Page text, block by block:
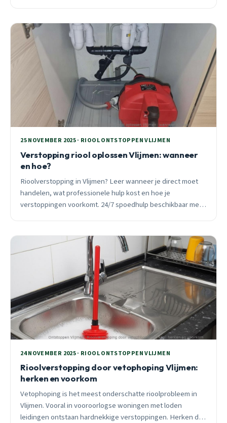
25 NOVEMBER 2025 · RIOOL ONTSTOPPEN VLIJMEN
Verstopping riool oplossen Vlijmen: wanneer
en hoe?
Rioolverstopping in Vlijmen? Leer wanneer je direct moet
handelen, wat professionele hulp kost en hoe je
verstoppingen voorkomt. 24/7 spoedhulp beschikbaar met
24 NOVEMBER 2025 · RIOOL ONTSTOPPEN VLIJMEN
Rioolverstopping door vetophoping Vlijmen:
herken en voorkom
Vetophoping is het meest onderschatte rioolprobleem in
Vlijmen. Vooral in vooroorlogse woningen met loden
leidingen ontstaan hardnekkige verstoppingen. Herken de